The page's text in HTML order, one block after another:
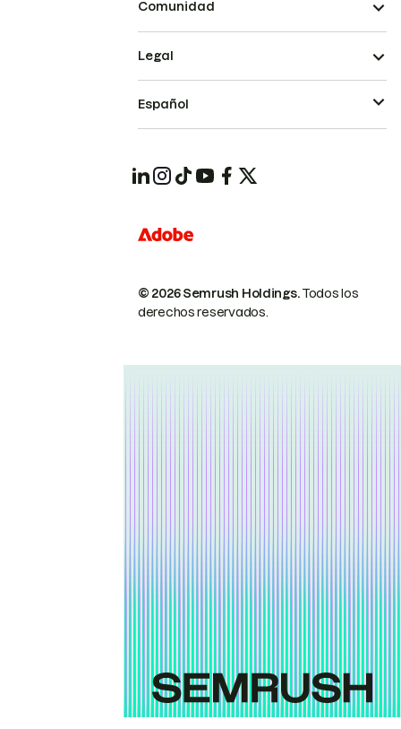
Comunidad
© 2026 Semrush Holdings.Todos los
derechos reservados.
Legal
Español